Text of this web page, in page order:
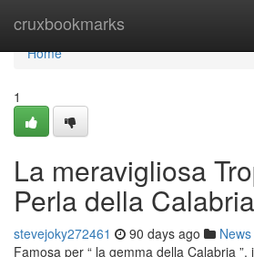
cruxbookmarks
Home
Home
1
La meravigliosa
Perla della Calabria
stevejoky272461 90 days ago News
Famosa per “ la gemma della Calabria